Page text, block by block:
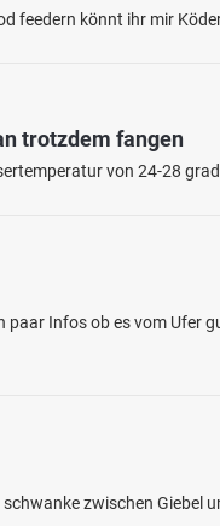
(Demmin)
feedern könnt ihr mir
trotzdem fangen
von 24-28
paar Infos ob es vom Ufer
zwischen